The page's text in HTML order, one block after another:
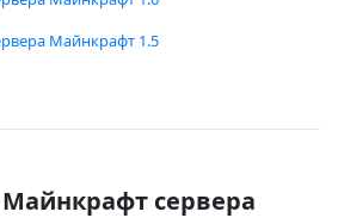
Майнкрафт 1.5
сервера